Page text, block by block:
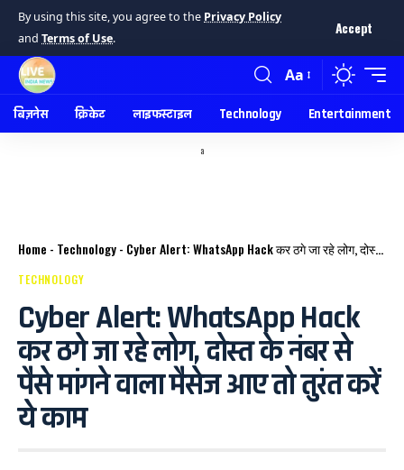
By using this site, you agree to the Privacy Policy
and Terms of Use.
Accept
Aa
बिज़नेस क्रिकेट लाइफस्टाइल Technology Entertainment
a
Home - Technology- Cyber ​​Alert: WhatsApp Hack कर ठगे जा रहे लोग, दोस्त के नंबर से पैसे मांगने वाला मैसेज आए तो तुरंत करें ये काम
TECHNOLOGY
Cyber ​​Alert: WhatsApp Hack
कर ठगे जा रहे लोग, दोस्त के नंबर से
पैसे मांगने वाला मैसेज आए तो तुरंत करें
ये काम